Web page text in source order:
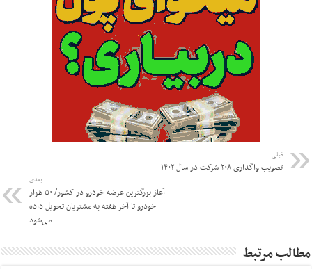
قبلی
تصویب واگذاری ۲۰۸ شرکت در سال ۱۴۰۲
بعدی
آغاز بزرگترین عرضه خودرو در کشور/ ۵۰ هزار
خودرو تا آخر هفته به مشتریان تحویل داده
می‌شود
مطالب مرتبط